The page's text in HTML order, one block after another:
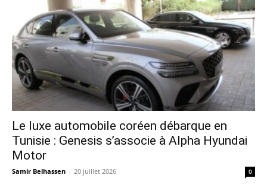
Le luxe automobile coréen débarque en
Tunisie : Genesis s’associe à Alpha Hyundai
Motor
Samir Belhassen - 20 juillet 2026 0